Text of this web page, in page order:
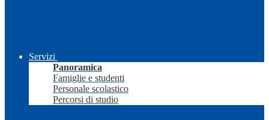
Servizi
Panoramica
Famiglie e studenti
Personale scolastico
Percorsi di studio